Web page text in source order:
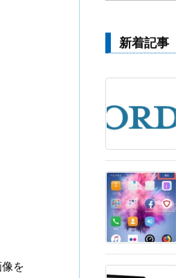
を
新着記事